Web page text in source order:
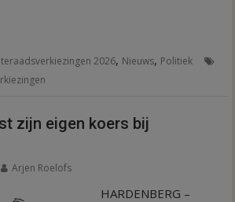
2026, Nieuws, Politiek
zijn eigen koers bij
Arjen Roelofs
HARDENBERG –